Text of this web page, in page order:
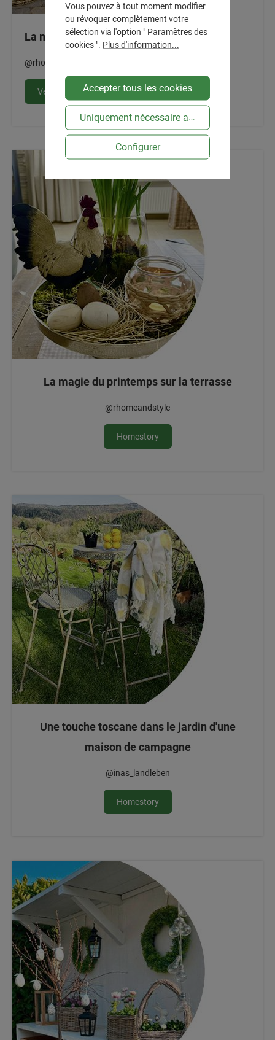
La magie du printemps sur la terrasse
@rhomeandstyle
Vers l'article
La magie du printemps sur la terrasse
@rhomeandstyle
Homestory
Une touche toscane dans le jardin d'une
maison de campagne
@inas_landleben
Homestory
Vous pouvez à tout moment modifier
ou révoquer complètement votre
sélection via l'option " Paramètres des
cookies ". Plus d'information...
Accepter tous les cookies
Uniquement nécessaire au niveau technique
Configurer